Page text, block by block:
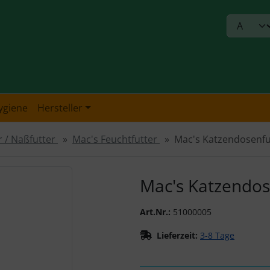
Hersteller
/ Naßfutter Mac's Feuchtfutter Mac's
Mac's
Art.Nr.: 51000005
Lieferzeit: 3-8 Tage